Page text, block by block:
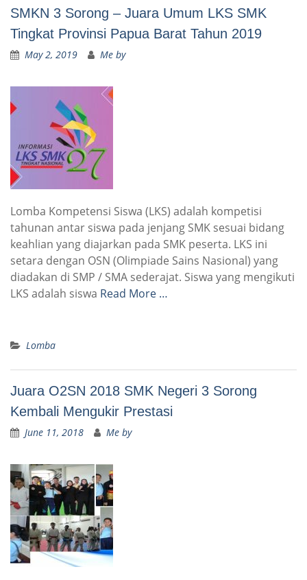
SMKN 3 Sorong – Juara Umum LKS SMK
Tingkat Provinsi Papua Barat Tahun 2019
May 2, 2019 Me by
Lomba Kompetensi Siswa (LKS) adalah kompetisi
tahunan antar siswa pada jenjang SMK sesuai bidang
keahlian yang diajarkan pada SMK peserta. LKS ini
setara dengan OSN (Olimpiade Sains Nasional) yang
diadakan di SMP / SMA sederajat. Siswa yang mengikuti
LKS adalah siswa Read More …
Lomba
Juara O2SN 2018 SMK Negeri 3 Sorong
Kembali Mengukir Prestasi
June 11, 2018 Me by